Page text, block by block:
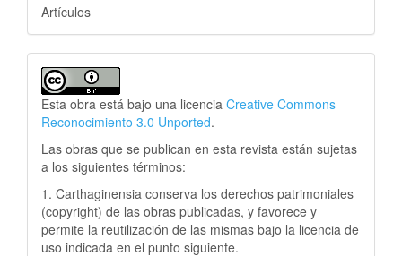
Artículos
Esta obra está bajo una licencia Creative Commons
Reconocimiento 3.0 Unported.
Las obras que se publican en esta revista están sujetas
a los siguientes términos:
1. Carthaginensia conserva los derechos patrimoniales
(copyright) de las obras publicadas, y favorece y
permite la reutilización de las mismas bajo la licencia de
uso indicada en el punto siguiente.